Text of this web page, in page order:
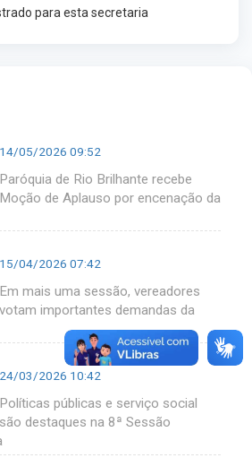
para esta secretaria
14/05/2026 09:52
Paróquia de Rio Brilhante recebe
Moção de Aplauso por encenação da
15/04/2026 07:42
Em mais uma sessão, vereadores
votam importantes demandas da
24/03/2026 10:42
Políticas públicas e serviço social
são destaques na 8ª Sessão